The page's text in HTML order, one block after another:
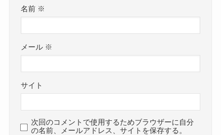
名前 ※
メール ※
サイト
次回のコメントで使用するためブラウザーに自分
の名前、メールアドレス、サイトを保存する。